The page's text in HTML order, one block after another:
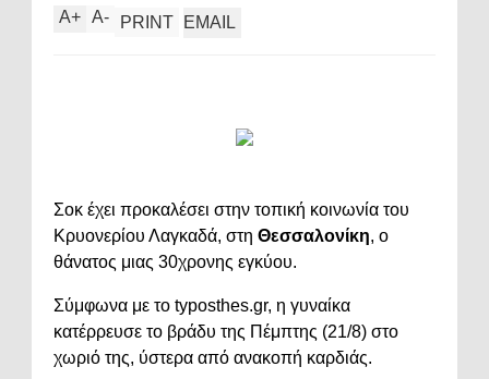
A+ A- PRINT EMAIL
Σοκ έχει προκαλέσει στην τοπική κοινωνία του
Κρυονερίου Λαγκαδά, στη Θεσσαλονίκη, ο
θάνατος μιας 30χρονης εγκύου.
Σύμφωνα με το typosthes.gr, η γυναίκα
κατέρρευσε το βράδυ της Πέμπτης (21/8) στο
χωριό της, ύστερα από ανακοπή καρδιάς.